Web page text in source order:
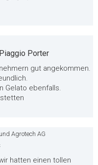
Porter
gut angekommen.
Gelato ebenfalls.
Agrotech AG
hatten einen tollen